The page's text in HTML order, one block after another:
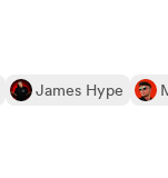
James Hype